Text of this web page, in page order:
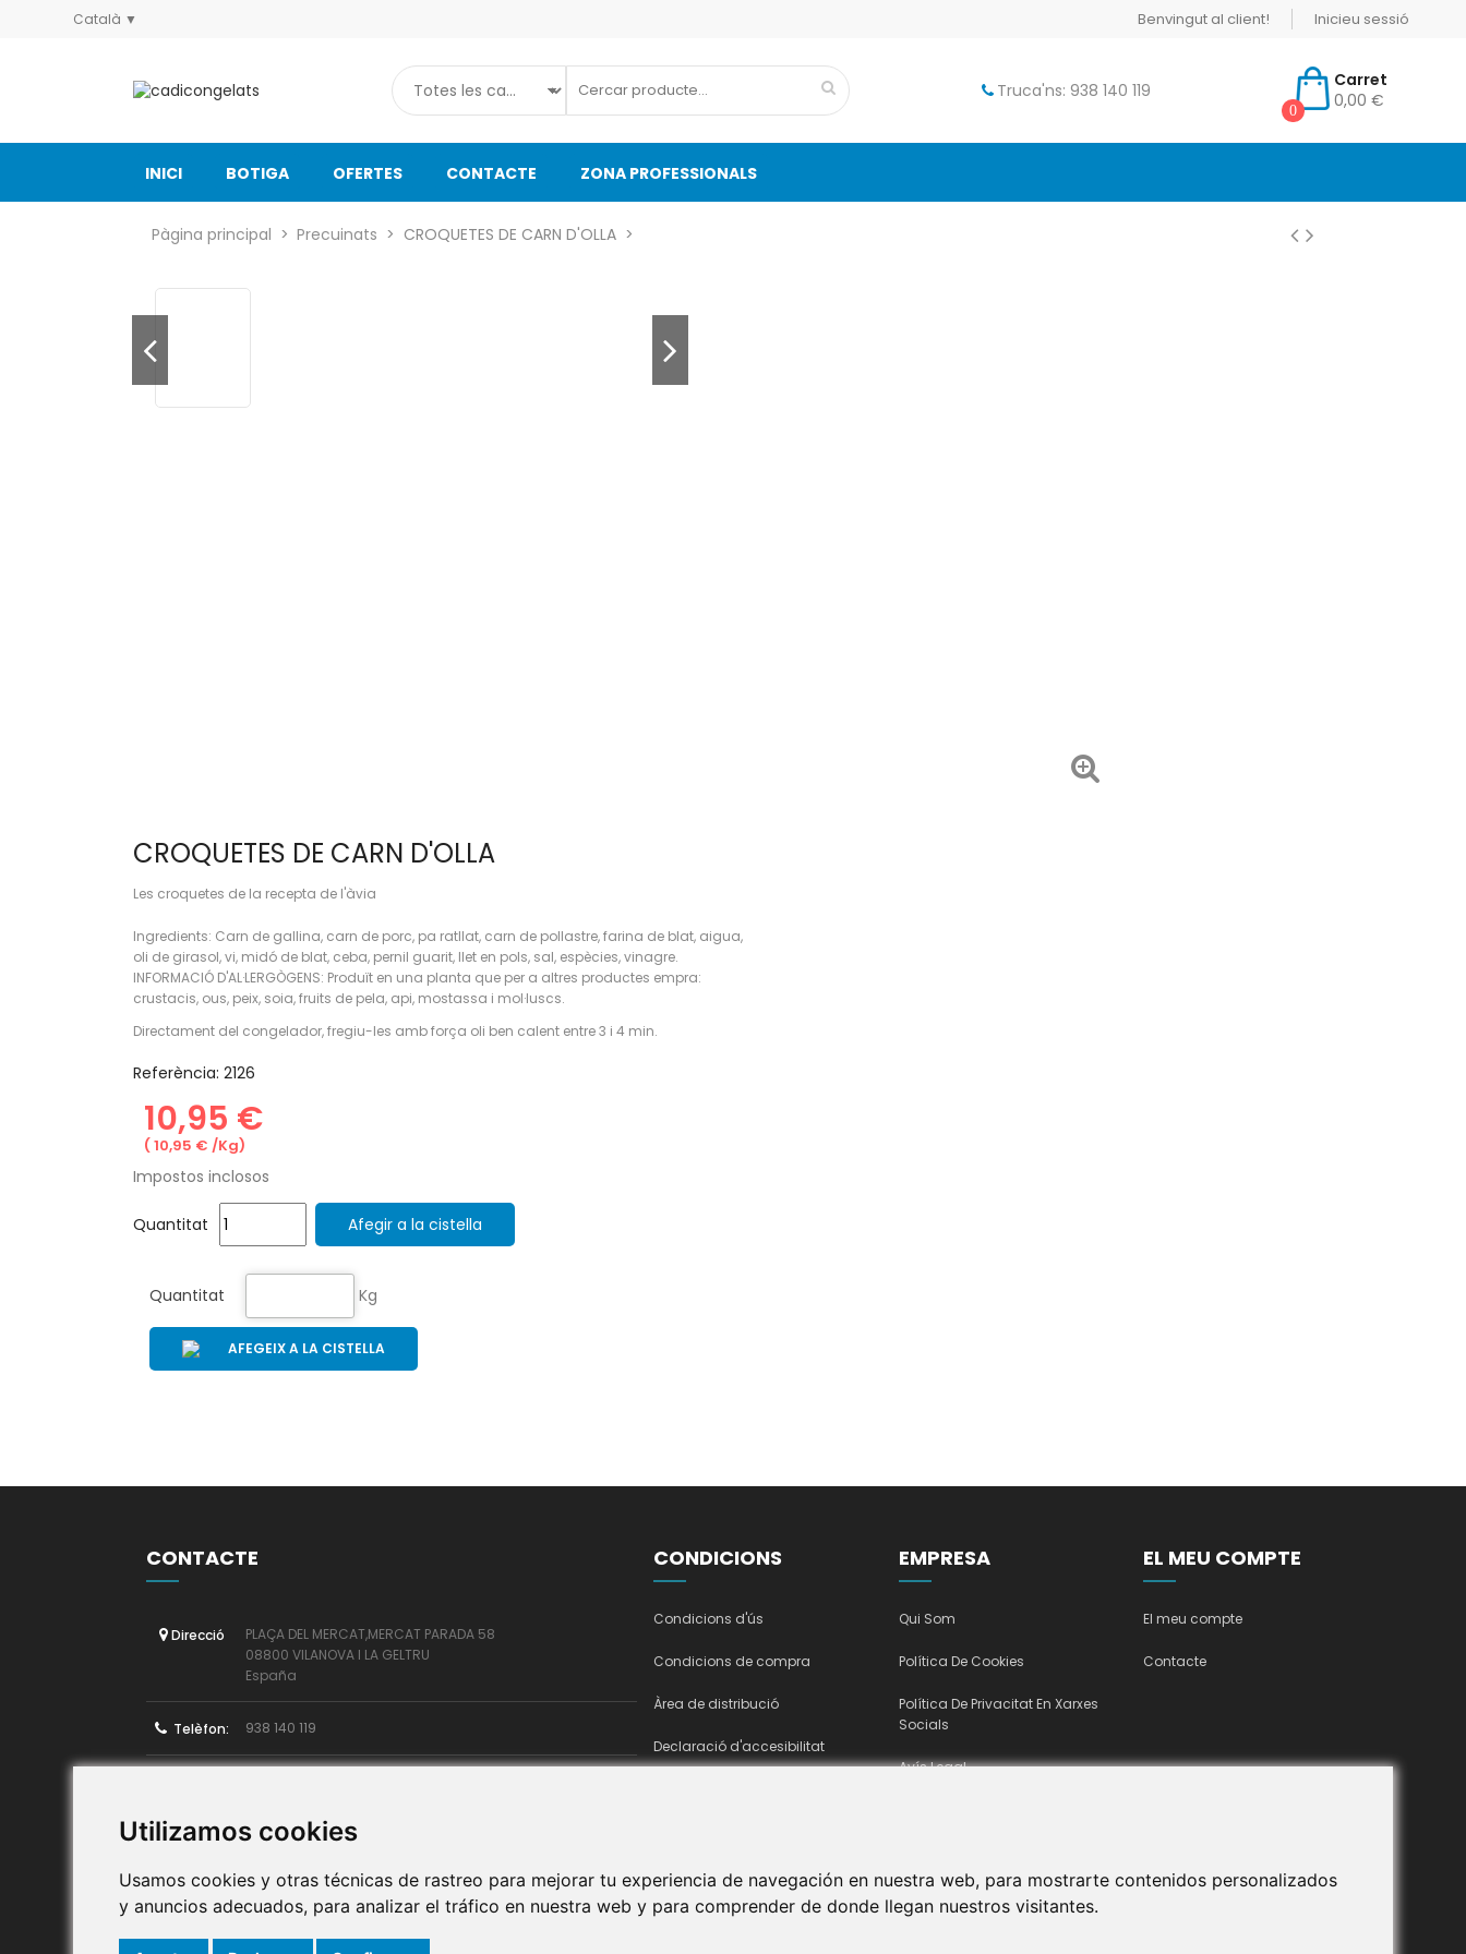
Utilizamos cookies
Usamos cookies y otras técnicas de rastreo para mejorar tu experiencia de navegación en nuestra web, para mostrarte contenidos personalizados
y anuncios adecuados, para analizar el tráfico en nuestra web y para comprender de donde llegan nuestros visitantes.
Català Benvingut al client! Inicieu sessió
Truca'ns: 938 140 119
0
Carret
0,00 €
INICI BOTIGA OFERTES CONTACTE ZONA PROFESSIONALS
Pàgina principal Precuinats CROQUETES DE CARN D'OLLA
CROQUETES DE CARN D'OLLA
Les croquetes de la recepta de l'àvia
Ingredients: Carn de gallina, carn de porc, pa ratllat, carn de pollastre, farina de blat, aigua,
oli de girasol, vi, midó de blat, ceba, pernil guarit, llet en pols, sal, espècies, vinagre.
INFORMACIÓ D'AL·LERGÒGENS: Produït en una planta que per a altres productes empra:
crustacis, ous, peix, soia, fruits de pela, api, mostassa i mol·luscs.
Directament del congelador, fregiu-les amb força oli ben calent entre 3 i 4 min.
Referència: 2126
10,95 €
( 10,95 € /Kg)
Impostos inclosos
Quantitat Afegir a la cistella
Quantitat Kg
AFEGEIX A LA CISTELLA
EL MEU COMPTE
El meu compte
Contacte
EMPRESA
Qui Som
Política De Cookies
Política De Privacitat En Xarxes
Socials
Avís Legal
CONDICIONS
Condicions d'ús
Condicions de compra
Àrea de distribució
Declaració d'accesibilitat
CONTACTE
Direcció
PLAÇA DEL MERCAT,MERCAT PARADA 58
08800 VILANOVA I LA GELTRU
España
Telèfon: 938 140 119
Si necessites ajuda, truca'ns.
De dilluns a divendres de 8.00 a 14.00 h.